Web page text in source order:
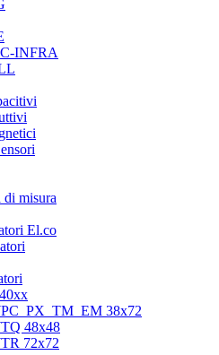
INFRA
misura
El.co
38x72
48x48
72x72